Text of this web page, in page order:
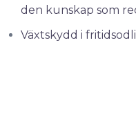
den kunskap som
Växtskydd i